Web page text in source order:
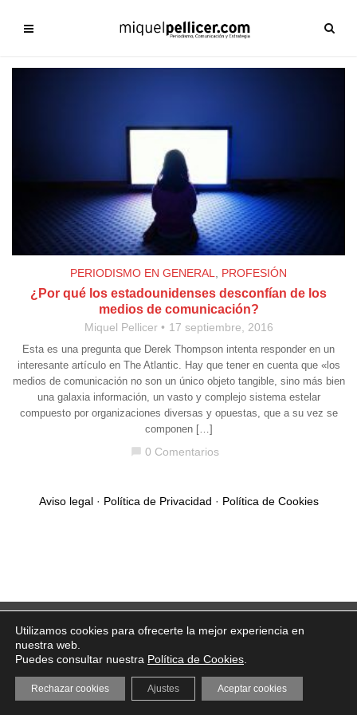
PERIODISMO EN GENERAL, PROFESIÓN
¿Por qué los estadounidenses desconfían de los
medios de comunicación?
Miquel Pellicer 17 septiembre, 2016
Esta es una pregunta que Derek Thompson intenta responder en un
interesante artículo en The Atlantic. Hay que tener en cuenta que «los
medios de comunicación no son un único objeto tangible, sino más bien
una galaxia información, un vasto y complejo sistema estelar
compuesto por organizaciones diversas y opuestas, que a su vez se
componen […]
chat_bubble 0 Comentarios
Aviso legal· Política de Privacidad · Política de Cookies
Utilizamos cookies para ofrecerte la mejor experiencia en
nuestra web.
Puedes consultar nuestra Política de Cookies
Aceptar cookies
Rechazar cookies Ajustes